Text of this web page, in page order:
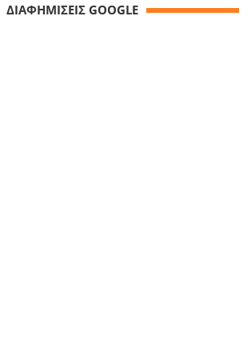
ΔΙΑΦΗΜΙΣΕΙΣ GOOGLE